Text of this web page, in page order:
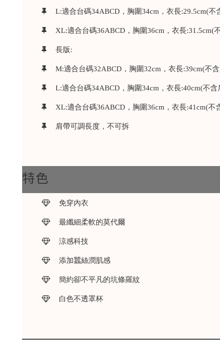
L:適合台碼34ABCD，胸圍34cm，衣長:29.5cm(不
XL:適合台碼36ABCD，胸圍36cm，衣長:31.5cm(
長版:
M:適合台碼32ABCD，胸圍32cm，衣長:39cm(不
L:適合台碼34ABCD，胸圍34cm，衣長:40cm(不含
XL:適合台碼36ABCD，胸圍36cm，衣長:41cm(不
肩帶可調長度，不可拆
特色
免穿內衣
最纖細柔軟的莫代爾
涼感科技
添加蠶絲潤肌感
簡約卻不平凡的坑條羅紋
白色不透罩杯